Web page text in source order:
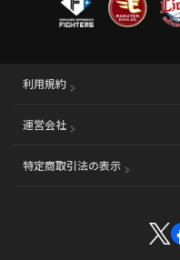
利用規約
運営会社 （別ウィンドウで開く）
特定商取引法の表示